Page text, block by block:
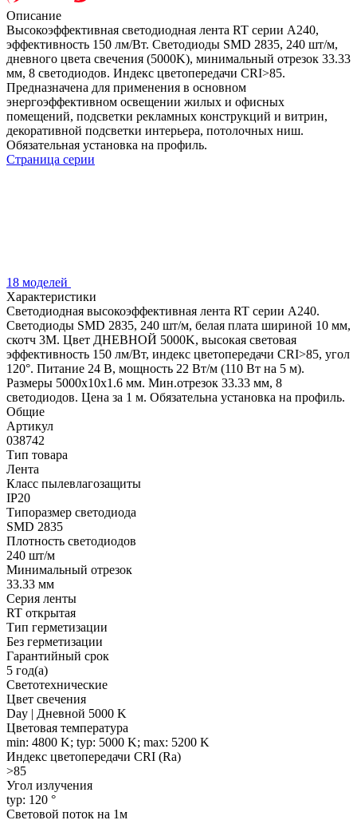
Описание
Высокоэффективная светодиодная лента RT серии A240,
эффективность 150 лм/Вт. Светодиоды SMD 2835, 240 шт/м,
дневного цвета свечения (5000K), минимальный отрезок 33.33
мм, 8 светодиодов. Индекс цветопередачи CRI>85.
Предназначена для применения в основном
энергоэффективном освещении жилых и офисных
помещений, подсветки рекламных конструкций и витрин,
декоративной подсветки интерьера, потолочных ниш.
Обязательная установка на профиль.
Страница серии
18 моделей
Характеристики
Светодиодная высокоэффективная лента RT серии A240.
Светодиоды SMD 2835, 240 шт/м, белая плата шириной 10 мм,
скотч 3M. Цвет ДНЕВНОЙ 5000K, высокая световая
эффективность 150 лм/Вт, индекс цветопередачи CRI>85, угол
120°. Питание 24 В, мощность 22 Вт/м (110 Вт на 5 м).
Размеры 5000x10x1.6 мм. Мин.отрезок 33.33 мм, 8
светодиодов. Цена за 1 м. Обязательна установка на профиль.
Общие
Артикул
038742
Тип товара
Лента
Класс пылевлагозащиты
IP20
Типоразмер светодиода
SMD 2835
Плотность светодиодов
240 шт/м
Минимальный отрезок
33.33 мм
Серия ленты
RT открытая
Тип герметизации
Без герметизации
Гарантийный срок
5 год(а)
Светотехнические
Цвет свечения
Day | Дневной 5000 K
Цветовая температура
min: 4800 K; typ: 5000 K; max: 5200 K
Индекс цветопередачи CRI (Ra)
>85
Угол излучения
typ: 120 °
Световой поток на 1м